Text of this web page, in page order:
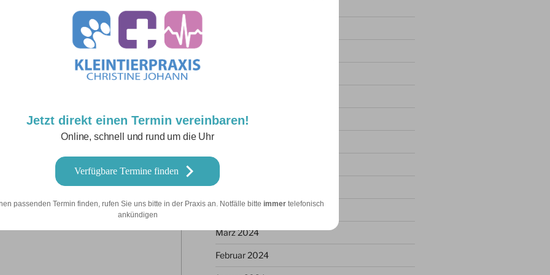
Jetzt direkt einen Termin vereinbaren!
Online, schnell und rund um die Uhr
Verfügbare Termine finden
passenden Termin finden, rufen Sie uns bitte in der Praxis an. Notfälle bitte immer telefonisch
ankündigen
veröffentlicht.
Erforderliche Felder
Dezember 2024
Juni 2024
Mai 2024
April 2024
März 2024
Februar 2024